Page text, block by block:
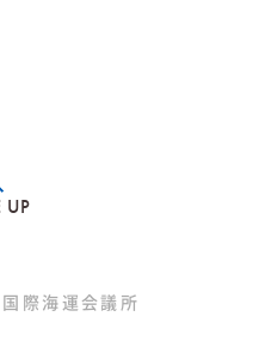
UP
国際海運会議所